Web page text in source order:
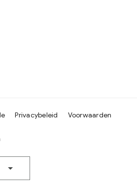
Privacybeleid Voorwaarden